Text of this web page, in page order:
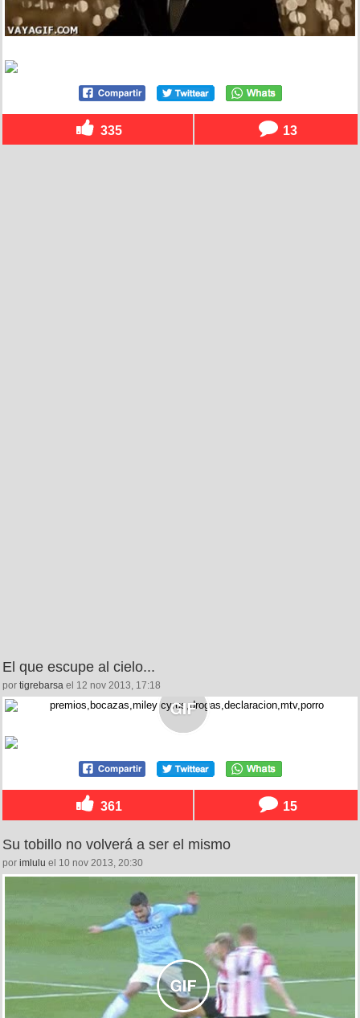
335 13
El que escupe al cielo...
por tigrebarsa el 12 nov 2013, 17:18
361 15
Su tobillo no volverá a ser el mismo
por imlulu el 10 nov 2013, 20:30